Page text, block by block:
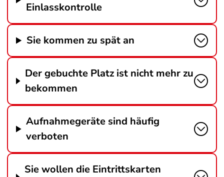
Einlasskontrolle
Sie kommen zu spät an
Der gebuchte Platz ist nicht mehr zu
bekommen
Aufnahmegeräte sind häufig
verboten
Sie wollen die Eintrittskarten